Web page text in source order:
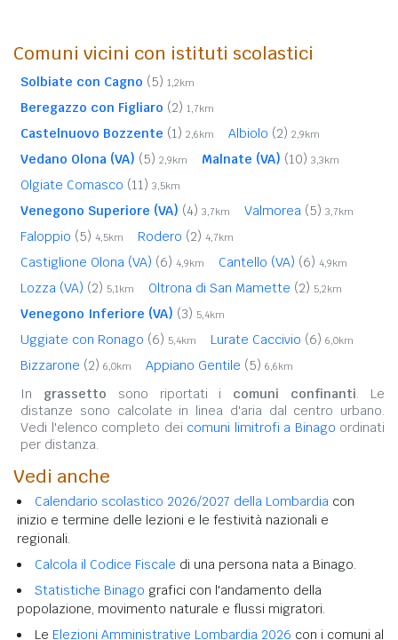
Comuni vicini con istituti scolastici
Solbiate con Cagno (5) 1,2km
Beregazzo con Figliaro (2) 1,7km
Castelnuovo Bozzente (1) 2,6km Albiolo (2) 2,9km
Vedano Olona (VA) (5) 2,9km Malnate (VA) (10) 3,3km
Olgiate Comasco (11) 3,5km
Venegono Superiore (VA) (4) 3,7km Valmorea (5) 3,7km
Faloppio (5) 4,5km Rodero (2) 4,7km
Castiglione Olona (VA) (6) 4,9km Cantello (VA) (6) 4,9km
Lozza (VA) (2) 5,1km Oltrona di San Mamette (2) 5,2km
Venegono Inferiore (VA) (3) 5,4km
Uggiate con Ronago (6) 5,4km Lurate Caccivio (6) 6,0km
Bizzarone (2) 6,0km Appiano Gentile (5) 6,6km
In grassetto sono riportati i comuni confinanti. Le
distanze sono calcolate in linea d'aria dal centro urbano.
Vedi l'elenco completo dei comuni limitrofi a Binago ordinati
per distanza.
Vedi anche
Calendario scolastico 2026/2027 della Lombardia con
inizio e termine delle lezioni e le festività nazionali e
regionali.
Calcola il Codice Fiscale di una persona nata a Binago.
Statistiche Binago grafici con l'andamento della
popolazione, movimento naturale e flussi migratori.
Le Elezioni Amministrative Lombardia 2026 con i comuni al